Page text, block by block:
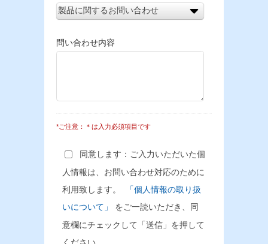
問い合わせ内容
*ご注意：＊は入力必須項目です
同意します：ご入力いただいた個
人情報は、お問い合わせ対応のために
利用致します。
「個人情報の取り扱
いについて」
をご一読いただき、同
意欄にチェックして「送信」を押して